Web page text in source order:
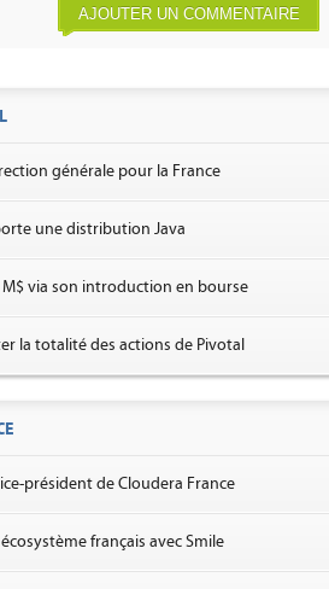
AJOUTER UN COMMENTAIRE
générale pour la France
une distribution Java
M$ via son introduction en bourse
la totalité des actions de Pivotal
président de Cloudera France
français avec Smile